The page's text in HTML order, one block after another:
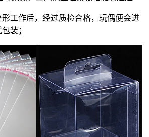
工作后，经过质检合格，玩偶便会进
装；